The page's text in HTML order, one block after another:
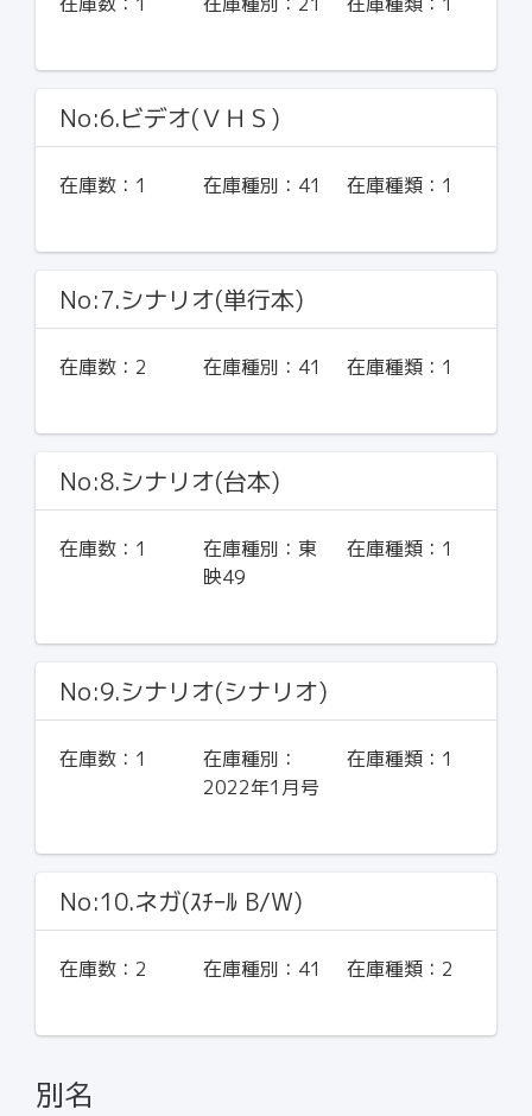
No:6.ビデオ(ＶＨＳ)
在庫数： 1 在庫種別： 41 在庫種類： 1
No:7.シナリオ(単行本)
在庫数： 2 在庫種別： 41 在庫種類： 1
No:8.シナリオ(台本)
在庫数： 1 在庫種別： 東
映49
在庫種類： 1
No:9.シナリオ(シナリオ)
在庫数： 1
在庫種別：
2022年1月号
在庫種類： 1
No:10.ネガ(ｽﾁｰﾙ B/W)
在庫数： 2 在庫種別： 41 在庫種類： 2
別名